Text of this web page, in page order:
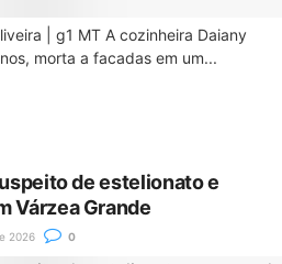
| g1 MT A cozinheira Daiany
morta a facadas em um...
de estelionato e
Várzea Grande
2026 0